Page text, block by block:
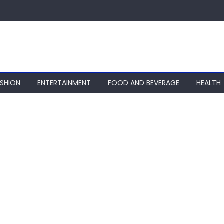
ENTERTAINMENT FOOD AND BEVERAGE HEALTH